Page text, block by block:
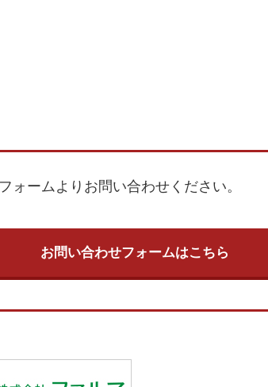
ームよりお問い合わせください。
お問い合わせフォームはこちら